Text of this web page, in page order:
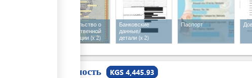
Свидетельство о
государственной
регистрации (x 2)
Банковские
данные/
детали(x 2)
Паспорт
Стоимость KGS 4,445.93